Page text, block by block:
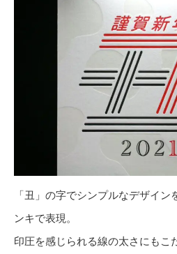
「丑」の字でシンプルなデザイ
ンキで表現。
印圧を感じられる線の太さにもこ